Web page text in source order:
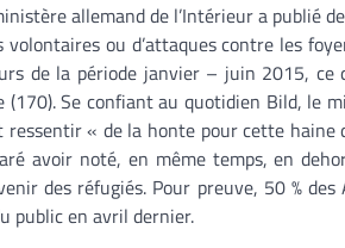
allemand de l’Intérieur a publié
volontaires ou d’attaques contre les
de la période janvier – juin 2015, ce
(170). Se confiant au quotidien Bild, le
ressentir « de la honte pour cette haine
avoir noté, en même temps, en
des réfugiés. Pour preuve, 50 %
public en avril dernier.